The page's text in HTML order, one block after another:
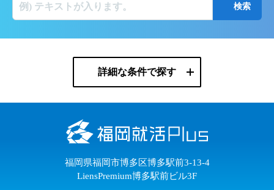
詳細な条件で探す
福岡県福岡市博多区博多駅前3-13-4
LiensPremium博多駅前ビル3F